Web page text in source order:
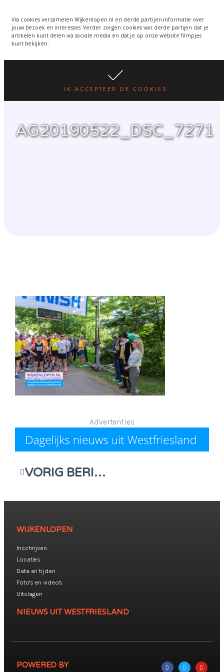
Via cookies verzamelen Wijkenlopen.nl en derde partijen informatie over
jouw bezoek en interesses. Verder zorgen cookies van derde partijen dat je
artikelen kunt delen via sociale media en dat je op onze website filmpjes
kunt bekijken.
IK ACCEPTEER DE COOKIES
wordt een week verplaatst
i.v.m. warmte. lees hier
WIJKENLOPEN.NL
AG20190522_DSC_7271
Advertenties
VORIG BERICHT
WIJKENLOPEN
Inschrijven
Locaties
Data en tijden
Foto's en video's
Uitslagen
NIEUWS UIT WESTFRIESLAND
POWERED BY